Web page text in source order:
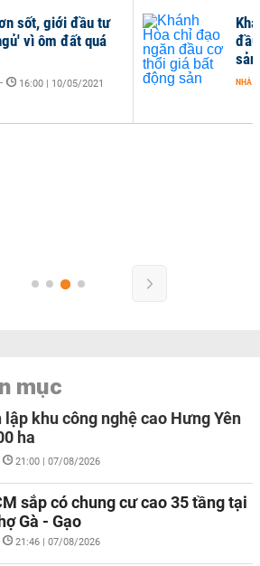
sản
NHÀ
sốt, giới đầu tư
vì ôm đất quá
- 16:00 | 10/05/2021
mục
lập khu công nghệ cao Hưng Yên
ha
21:00 | 07/08/2026
sắp có chung cư cao 35 tầng tại
Gà - Gạo
21:46 | 07/08/2026